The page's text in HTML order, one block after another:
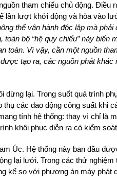
tham chiếu chủ động. Điều
lần lượt khởi động và hòa vào
thể vận hành độc lập mà phải
bộ “hệ quy chiếu” này biến
toàn. Vì vậy, cần một nguồn
tạo ra, các nguồn phát khác
lại. Trong suốt quá trình
các dao động công suất khi
tính hệ thống: thay vì chỉ là
khôi phục diễn ra có kiểm
Úc. Hệ thống này ban đầu
lại lưới. Trong các thử nghiệm
kể so với phương án máy phát